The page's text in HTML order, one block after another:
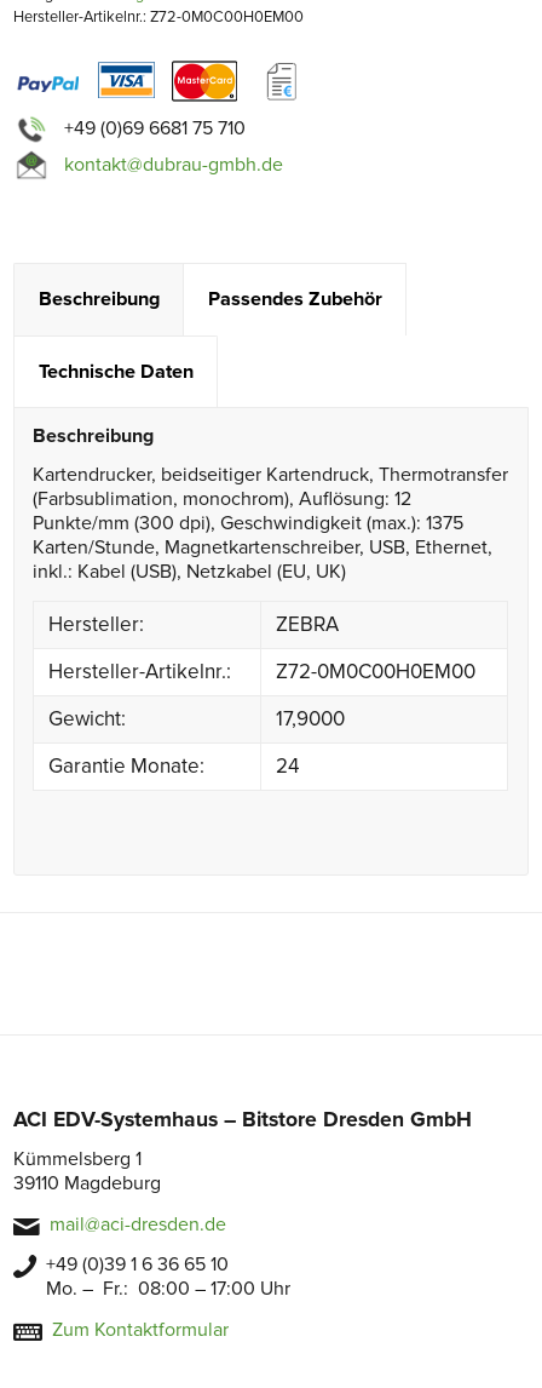
Hersteller-Artikelnr.: Z72-0M0C00H0EM00
+49 (0)69 6681 75 710
kontakt@dubrau-gmbh.de
Beschreibung Passendes Zubehör
Technische Daten
Beschreibung
Kartendrucker, beidseitiger Kartendruck, Thermotransfer
(Farbsublimation, monochrom), Auflösung: 12
Punkte/mm (300 dpi), Geschwindigkeit (max.): 1375
Karten/Stunde, Magnetkartenschreiber, USB, Ethernet,
inkl.: Kabel (USB), Netzkabel (EU, UK)
Hersteller:
ZEBRA
Hersteller-Artikelnr.:
Z72-0M0C00H0EM00
Gewicht:
17,9000
Garantie Monate:
24
ACI EDV-Systemhaus – Bitstore Dresden GmbH
Kümmelsberg 1
39110 Magdeburg
mail@aci-dresden.de
+49 (0)39 1 6 36 65 10
Mo. – Fr.: 08:00 – 17:00 Uhr
Zum Kontaktformular